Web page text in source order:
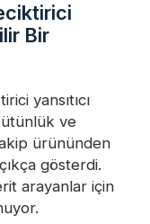
Bir
yansıtıcı
ve
ürününden
gösterdi.
arayanlar için